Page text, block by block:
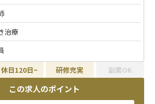
治療
休日120日~ 研修充実 副業OK
この求人のポイント